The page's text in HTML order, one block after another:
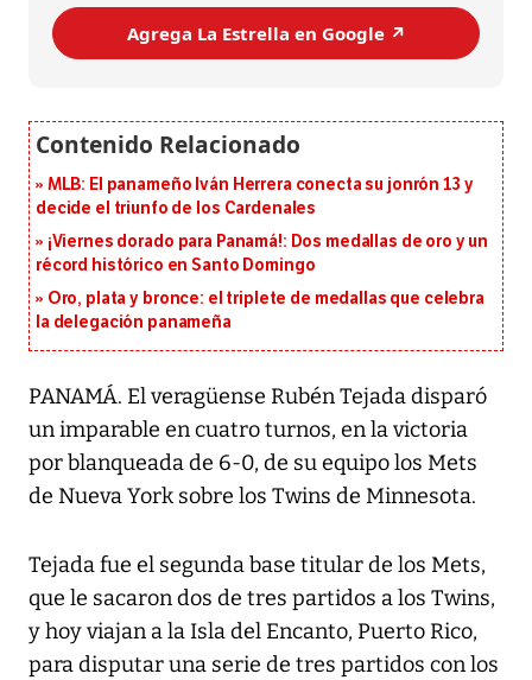
Agrega La Estrella en Google ↗️
MLB: El panameño Iván Herrera conecta su jonrón 13 y
decide el triunfo de los Cardenales
¡Viernes dorado para Panamá!: Dos medallas de oro y un
récord histórico en Santo Domingo
Oro, plata y bronce: el triplete de medallas que celebra
la delegación panameña
PANAMÁ. El veragüense Rubén Tejada disparó
un imparable en cuatro turnos, en la victoria
por blanqueada de 6-0, de su equipo los Mets
de Nueva York sobre los Twins de Minnesota.
Tejada fue el segunda base titular de los Mets,
que le sacaron dos de tres partidos a los Twins,
y hoy viajan a la Isla del Encanto, Puerto Rico,
para disputar una serie de tres partidos con los